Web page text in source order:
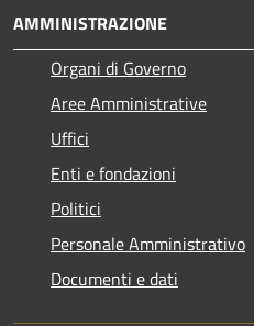
AMMINISTRAZIONE
Organi di Governo
Aree Amministrative
Uffici
Enti e fondazioni
Politici
Personale Amministrativo
Documenti e dati